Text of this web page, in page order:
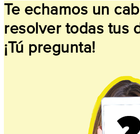
Te echamos un
resolver todas tus
¡Tú pregunta!